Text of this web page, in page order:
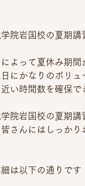
院岩国校の夏期講
よって夏休み期間
にかなりのボリ
い時間数を確保で
院岩国校の夏期講
さんにはしっかり
は以下の通りです